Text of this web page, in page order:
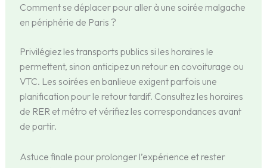
Comment se déplacer pour aller à une soirée malgache
en périphérie de Paris ?
Privilégiez les transports publics si les horaires le
permettent, sinon anticipez un retour en covoiturage ou
VTC. Les soirées en banlieue exigent parfois une
planification pour le retour tardif. Consultez les horaires
de RER et métro et vérifiez les correspondances avant
de partir.
Astuce finale pour prolonger l’expérience et rester